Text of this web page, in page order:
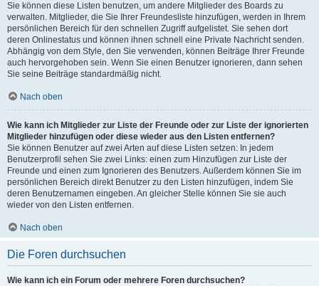
Sie können diese Listen benutzen, um andere Mitglieder des Boards zu
verwalten. Mitglieder, die Sie Ihrer Freundesliste hinzufügen, werden in Ihrem
persönlichen Bereich für den schnellen Zugriff aufgelistet. Sie sehen dort
deren Onlinestatus und können ihnen schnell eine Private Nachricht senden.
Abhängig von dem Style, den Sie verwenden, können Beiträge Ihrer Freunde
auch hervorgehoben sein. Wenn Sie einen Benutzer ignorieren, dann sehen
Sie seine Beiträge standardmäßig nicht.
Nach oben
Wie kann ich Mitglieder zur Liste der Freunde oder zur Liste der ignorierten
Mitglieder hinzufügen oder diese wieder aus den Listen entfernen?
Sie können Benutzer auf zwei Arten auf diese Listen setzen: In jedem
Benutzerprofil sehen Sie zwei Links: einen zum Hinzufügen zur Liste der
Freunde und einen zum Ignorieren des Benutzers. Außerdem können Sie im
persönlichen Bereich direkt Benutzer zu den Listen hinzufügen, indem Sie
deren Benutzernamen eingeben. An gleicher Stelle können Sie sie auch
wieder von den Listen entfernen.
Nach oben
Die Foren durchsuchen
Wie kann ich ein Forum oder mehrere Foren durchsuchen?